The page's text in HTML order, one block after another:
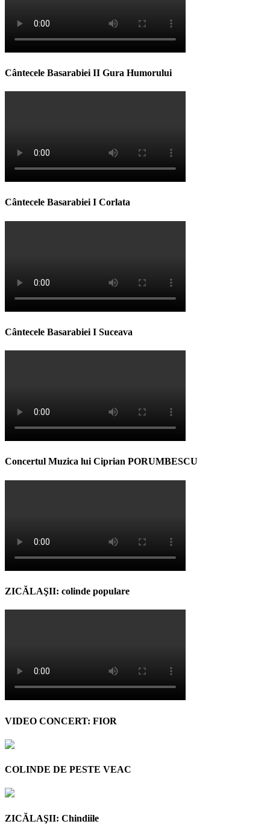
Cântecele Basarabiei II Gura Humorului
Cântecele Basarabiei I Corlata
Cântecele Basarabiei I Suceava
Concertul Muzica lui Ciprian PORUMBESCU
ZICĂLAŞII: colinde populare
VIDEO CONCERT: FIOR
COLINDE DE PESTE VEAC
ZICĂLAŞII: Chindiile